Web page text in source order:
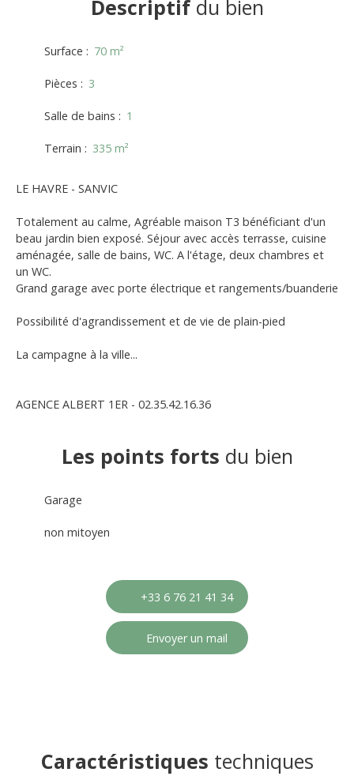
Descriptifdu bien
Surface : 70 m²
Pièces : 3
Salle de bains : 1
Terrain : 335 m²
LE HAVRE - SANVIC
Totalement au calme, Agréable maison T3 bénéficiant d'un
beau jardin bien exposé. Séjour avec accès terrasse, cuisine
aménagée, salle de bains, WC. A l'étage, deux chambres et
un WC.
Grand garage avec porte électrique et rangements/buanderie
Possibilité d'agrandissement et de vie de plain-pied
La campagne à la ville...
AGENCE ALBERT 1ER - 02.35.42.16.36
Les points forts du bien
Garage
non mitoyen
+33 6 76 21 41 34
Envoyer un mail
Caractéristiques techniques